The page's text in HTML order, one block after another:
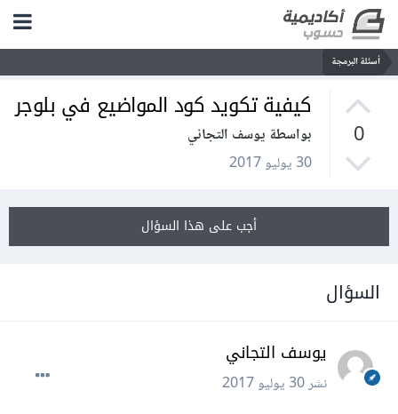
أسئلة البرمجة
0
كيفية تكويد كود المواضيع في بلوجر
بواسطة يوسف التجاني
30 يوليو 2017
أجب على هذا السؤال
السؤال
يوسف التجاني
نشر30 يوليو 2017